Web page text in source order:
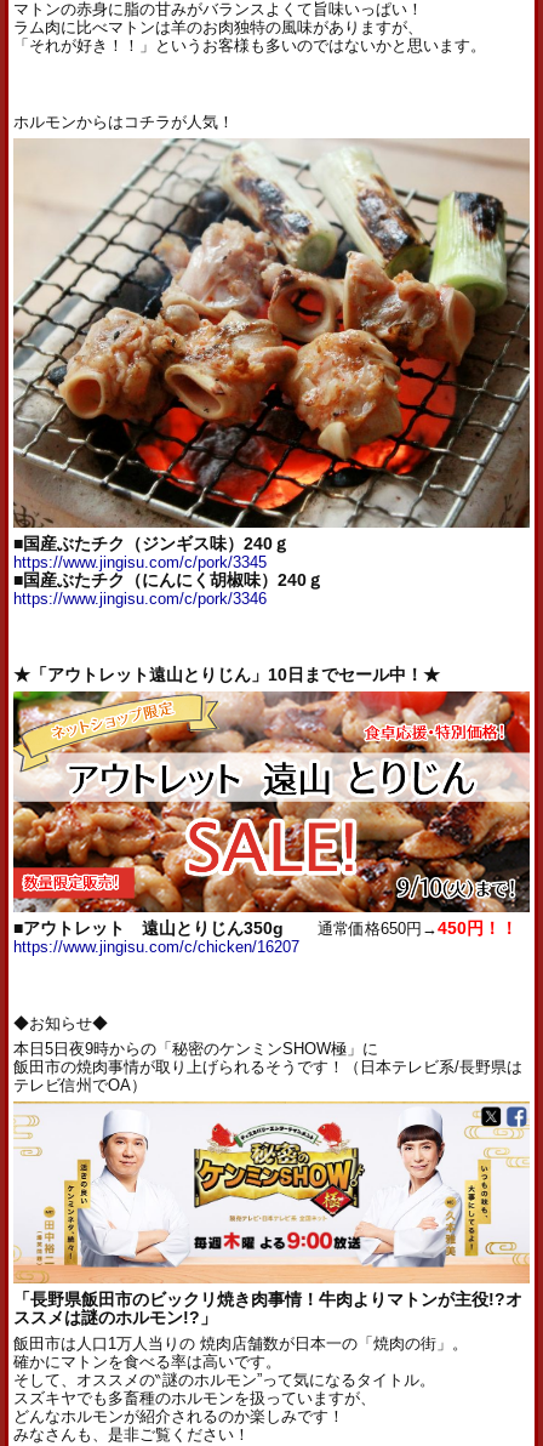
マトンの赤身に脂の甘みがバランスよくて旨味いっぱい！
ラム肉に比べマトンは羊のお肉独特の風味がありますが、
「それが好き！！」というお客様も多いのではないかと思います。
ホルモンからはコチラが人気！
■国産ぶたチク（ジンギス味）240ｇ
https://www.jingisu.com/c/pork/3345
■国産ぶたチク（にんにく胡椒味）240ｇ
https://www.jingisu.com/c/pork/3346
★「アウトレット遠山とりじん」10日までセール中！★
■アウトレット 遠山とりじん350g通常価格650円→450円！！
https://www.jingisu.com/c/chicken/16207
◆お知らせ◆
本日5日夜9時からの「秘密のケンミンSHOW極」に
飯田市の焼肉事情が取り上げられるそうです！（日本テレビ系/長野県は
テレビ信州でOA）
「長野県飯田市のビックリ焼き肉事情！牛肉よりマトンが主役!?オ
ススメは謎のホルモン!?」
飯田市は人口1万人当りの 焼肉店舗数が日本一の「焼肉の街」。
確かにマトンを食べる率は高いです。
そして、オススメの‶謎のホルモン”って気になるタイトル。
スズキヤでも多畜種のホルモンを扱っていますが、
どんなホルモンが紹介されるのか楽しみです！
みなさんも、是非ご覧ください！